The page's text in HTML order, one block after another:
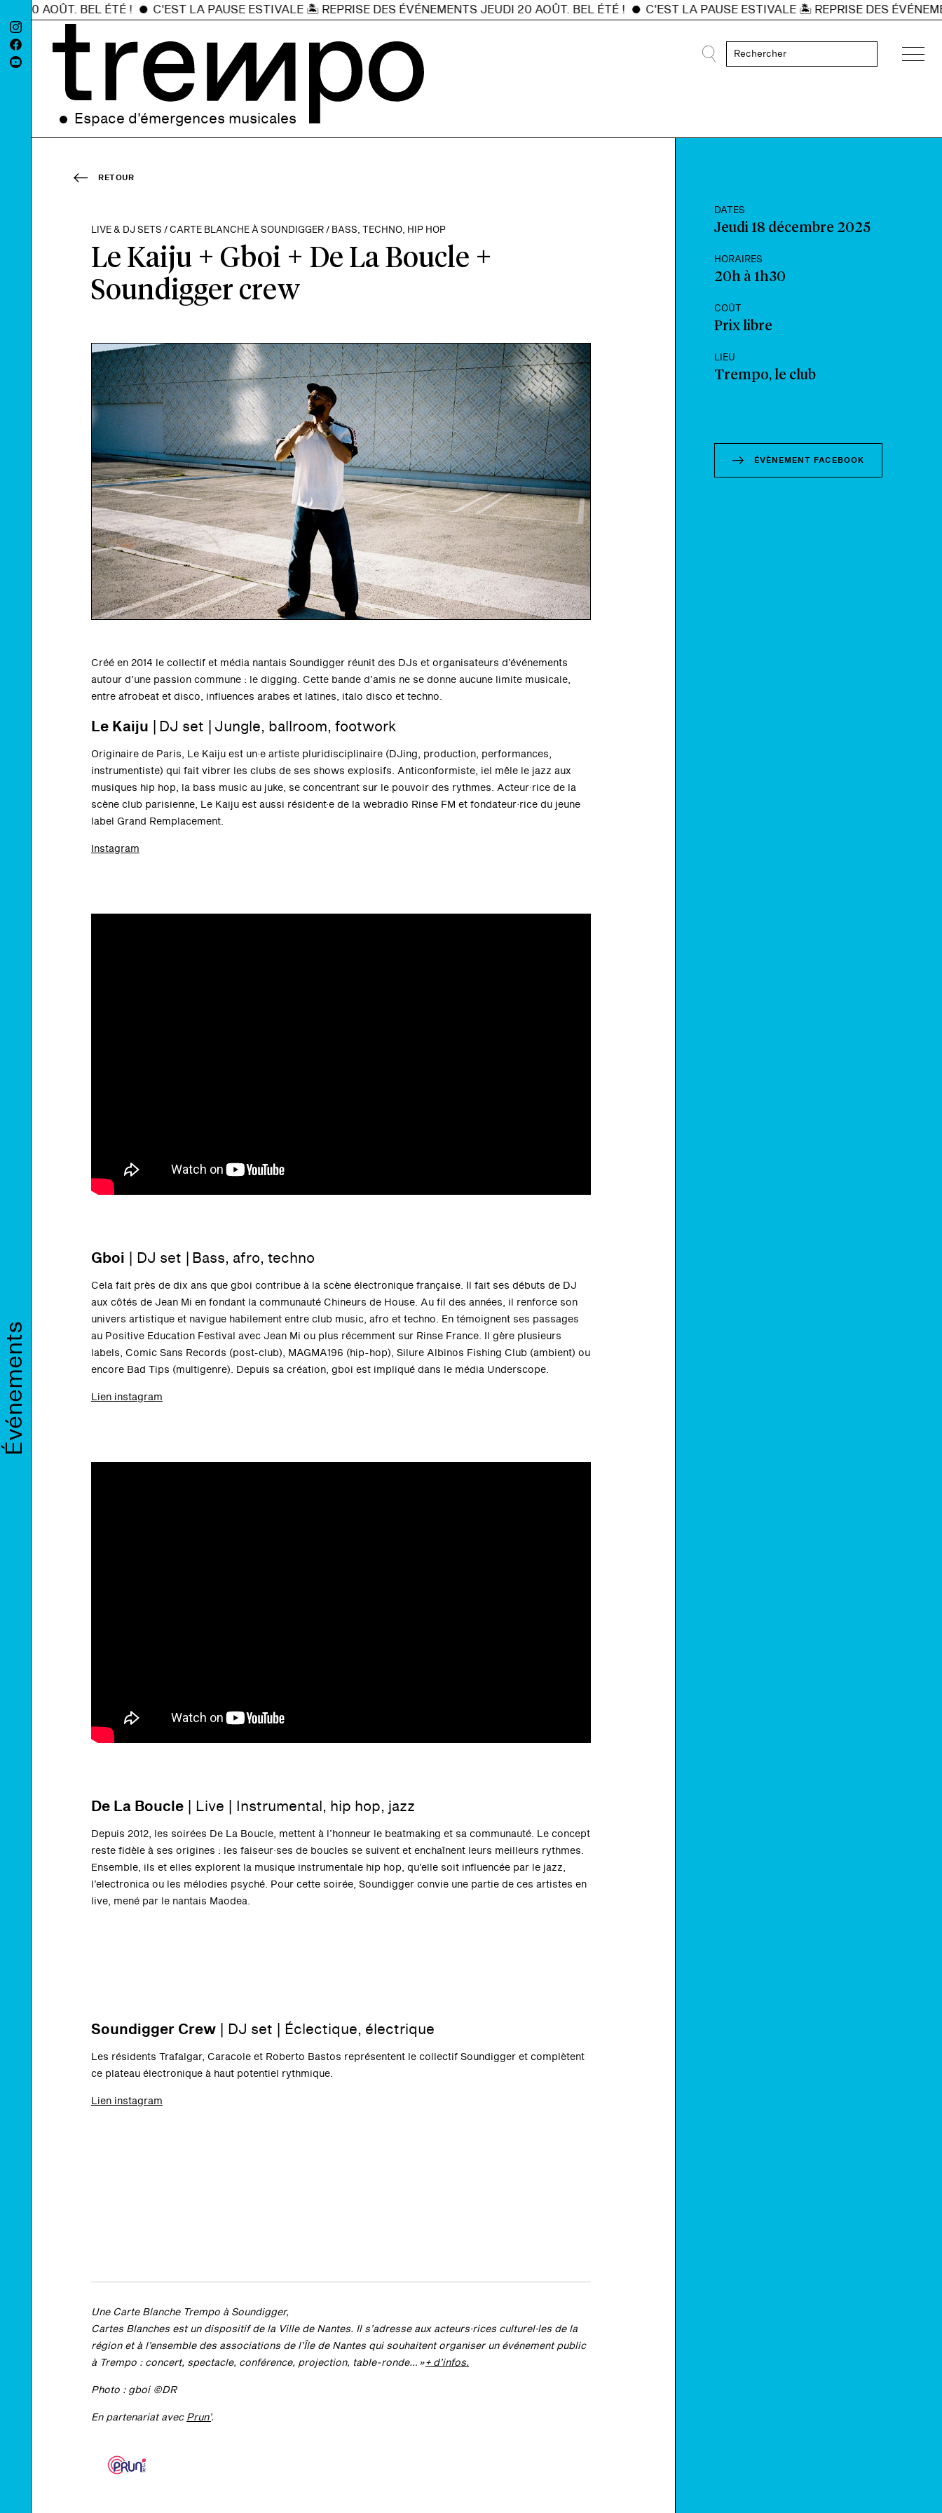
AOÛT. BEL ÉTÉ ! C'EST LA PAUSE ESTIVALE 🏝️ REPRISE DES ÉVÉNEMENTS JEUDI 20 AOÛT. BEL ÉTÉ ! C'EST LA PAUSE ESTIVALE 🏝️ REPRISE DES
Espace d'émergences musicales
RETOUR
LIVE & DJ SETS / CARTE BLANCHE À SOUNDIGGER / BASS, TECHNO, HIP HOP
Le Kaiju + Gboi + De La Boucle +
Soundigger crew
Créé en 2014 le collectif et média nantais Soundigger réunit des DJs et organisateurs d’événements
autour d’une passion commune : le digging. Cette bande d’amis ne se donne aucune limite musicale,
entre afrobeat et disco, influences arabes et latines, italo disco et techno.
Le Kaiju | DJ set | Jungle, ballroom, footwork
Originaire de Paris, Le Kaiju est un·e artiste pluridisciplinaire (DJing, production, performances,
instrumentiste) qui fait vibrer les clubs de ses shows explosifs. Anticonformiste, iel mêle le jazz aux
musiques hip hop, la bass music au juke, se concentrant sur le pouvoir des rythmes. Acteur·rice de la
scène club parisienne, Le Kaiju est aussi résident·e de la webradio Rinse FM et fondateur·rice du jeune
label Grand Remplacement.
Instagram
Gboi | DJ set | Bass, afro, techno
Cela fait près de dix ans que gboi contribue à la scène électronique française. Il fait ses débuts de DJ
aux côtés de Jean Mi en fondant la communauté Chineurs de House. Au fil des années, il renforce son
univers artistique et navigue habilement entre club music, afro et techno. En témoignent ses passages
au Positive Education Festival avec Jean Mi ou plus récemment sur Rinse France. Il gère plusieurs
labels, Comic Sans Records (post-club), MAGMA196 (hip-hop), Silure Albinos Fishing Club (ambient) ou
encore Bad Tips (multigenre). Depuis sa création, gboi est impliqué dans le média Underscope.
Lien instagram
De La Boucle | Live | Instrumental, hip hop, jazz
Depuis 2012, les soirées De La Boucle, mettent à l’honneur le beatmaking et sa communauté. Le concept
reste fidèle à ses origines : les faiseur·ses de boucles se suivent et enchaînent leurs meilleurs rythmes.
Ensemble, ils et elles explorent la musique instrumentale hip hop, qu’elle soit influencée par le jazz,
l’electronica ou les mélodies psyché. Pour cette soirée, Soundigger convie une partie de ces artistes en
live, mené par le nantais Maodea.
Soundigger Crew | DJ set | Éclectique, électrique
Les résidents Trafalgar, Caracole et Roberto Bastos représentent le collectif Soundigger et complètent
ce plateau électronique à haut potentiel rythmique.
Lien instagram
Une Carte Blanche Trempo à Soundigger,
Cartes Blanches est un dispositif de la Ville de Nantes. Il s’adresse aux acteurs·rices culturel·les de la
région et à l’ensemble des associations de l’Île de Nantes qui souhaitent organiser un événement public
à Trempo : concert, spectacle, conférence, projection, table-ronde… »+ d’infos.
Photo : gboi ©DR
En partenariat avecPrun’.
DATES
Jeudi 18 décembre 2025
HORAIRES
20h à 1h30
COÛT
Prix libre
LIEU
Trempo, le club
ÉVÈNEMENT FACEBOOK